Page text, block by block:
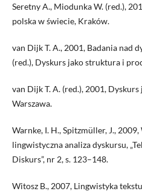
Seretny A., Miodunka W. (red.),
polska w świecie, Kraków.
van Dijk T. A., 2001, Badania nad
(red.), Dyskurs jako struktura i
van Dijk T. A. (red.), 2001,
Warszawa.
Warnke, I. H., Spitzmüller, J.,
lingwistyczna analiza dyskursu,
Diskurs”, nr 2, s. 123–148.
Witosz B., 2007, Lingwistyka